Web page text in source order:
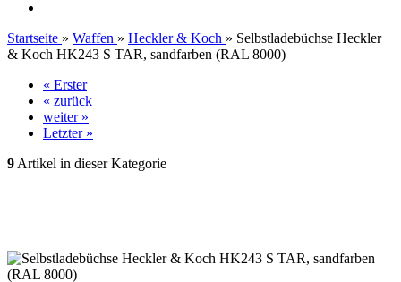
Startseite » Waffen » Heckler & Koch » Selbstladebüchse Heckler
& Koch HK243 S TAR, sandfarben (RAL 8000)
« Erster
« zurück
weiter »
Letzter »
9 Artikel in dieser Kategorie